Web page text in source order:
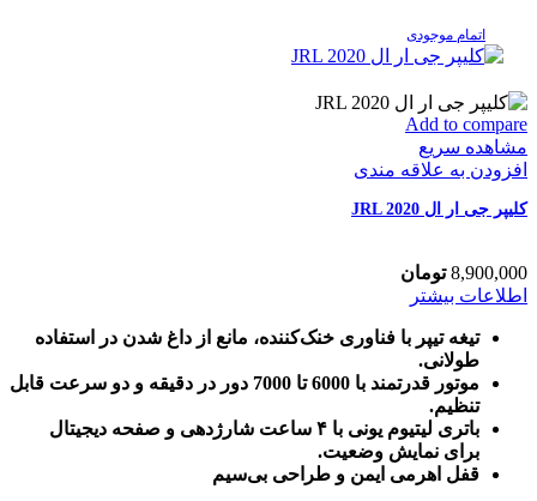
اتمام موجودی
Add to compare
مشاهده سریع
افزودن به علاقه مندی
کلیپر جی ار ال JRL 2020
8,900,000 تومان
اطلاعات بیشتر
تیغه تیپر با فناوری خنک‌کننده، مانع از داغ شدن در استفاده
طولانی.
موتور قدرتمند با 6000 تا 7000 دور در دقیقه و دو سرعت قابل
تنظیم.
باتری لیتیوم یونی با ۴ ساعت شارژدهی و صفحه دیجیتال
برای نمایش وضعیت.
قفل اهرمی ایمن و طراحی بی‌سیم